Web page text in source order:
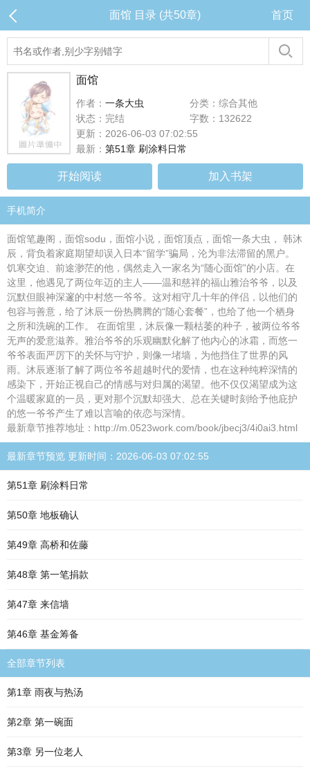
面馆 目录 (共50章) 首页
面馆
作者： 一条大虫
分类：综合其他
状态：完结
字数：132622
更新：2026-06-03 07:02:55
最新： 第51章 刷涂料日常
开始阅读 加入书架
手机简介
面馆笔趣阁，面馆sodu，面馆小说，面馆顶点，面馆一条大虫， 韩沐
辰，背负着家庭期望却误入日本“留学”骗局，沦为非法滞留的黑户。
饥寒交迫、前途渺茫的他，偶然走入一家名为“随心面馆”的小店。在
这里，他遇见了两位年迈的主人——温和慈祥的福山雅治爷爷，以及
沉默但眼神深邃的中村悠一爷爷。这对相守几十年的伴侣，以他们的
包容与善意，给了沐辰一份热腾腾的“随心套餐”，也给了他一个栖身
之所和洗碗的工作。 在面馆里，沐辰像一颗枯萎的种子，被两位爷爷
无声的爱意滋养。雅治爷爷的乐观幽默化解了他内心的冰霜，而悠一
爷爷表面严厉下的关怀与守护，则像一堵墙，为他挡住了世界的风
雨。沐辰逐渐了解了两位爷爷超越时代的爱情，也在这种纯粹深情的
感染下，开始正视自己的情感与对归属的渴望。他不仅仅渴望成为这
个温暖家庭的一员，更对那个沉默却强大、总在关键时刻给予他庇护
的悠一爷爷产生了难以言喻的依恋与深情。
最新章节推荐地址：http://m.0523work.com/book/jbecj3/4i0ai3.html
最新章节预览 更新时间：2026-06-03 07:02:55
第51章 刷涂料日常
第50章 地板确认
第49章 高桥和佐藤
第48章 第一笔捐款
第47章 来信墙
第46章 基金筹备
全部章节列表
第1章 雨夜与热汤
第2章 第一碗面
第3章 另一位老人